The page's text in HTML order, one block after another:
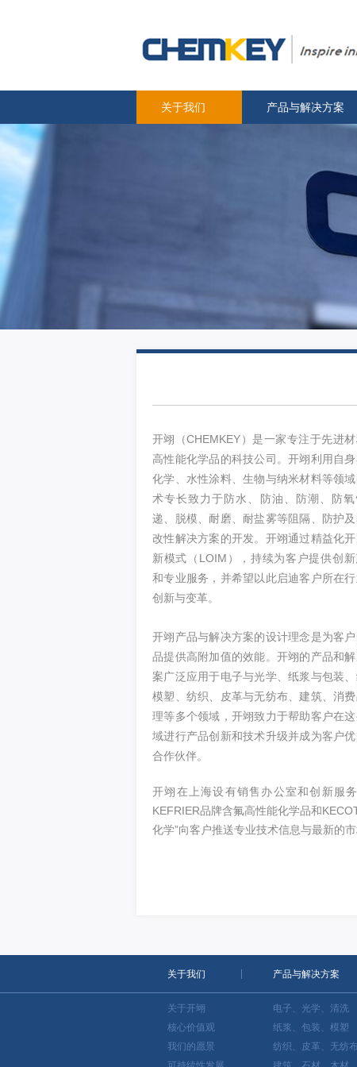
关于我们 产品与解决方案
开翊（CHEMKEY）是一家专注于先进
高性能化学品的科技公司。开翊利用自
化学、水性涂料、生物与纳米材料等领
术专长致力于防水、防油、防潮、防氧
递、脱模、耐磨、耐盐雾等阻隔、防护
改性解决方案的开发。开翊通过精益化开
新模式（LOIM），持续为客户提供创新
和专业服务，并希望以此启迪客户所在
创新与变革。
开翊产品与解决方案的设计理念是为客
品提供高附加值的效能。开翊的产品和
案广泛应用于电子与光学、纸浆与包装、
模塑、纺织、皮革与无纺布、建筑、消
理等多个领域，开翊致力于帮助客户在
域进行产品创新和技术升级并成为客户
合作伙伴。
开翊在上海设有销售办公室和创新服
KEFRIER品牌含氟高性能化学品和
化学”向客户推送专业技术信息与最新的
关于我们
关于开翊
核心价值观
我们的愿景
产品与解决方案
电子、光学、清洗
纸浆、包装、模塑
纺织、皮革、无纺